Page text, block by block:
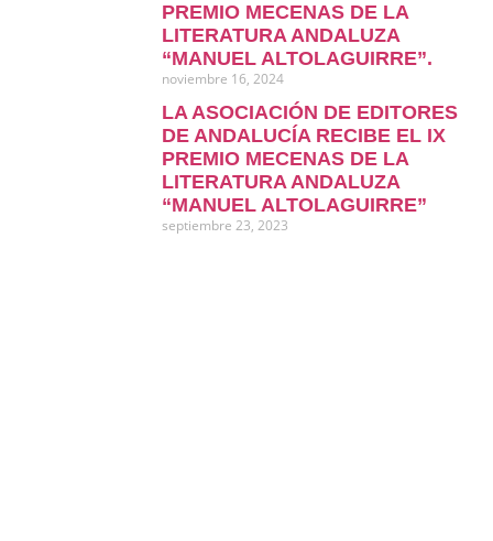
PREMIO MECENAS DE LA
LITERATURA ANDALUZA
“MANUEL ALTOLAGUIRRE”.
noviembre 16, 2024
LA ASOCIACIÓN DE EDITORES
DE ANDALUCÍA RECIBE EL IX
PREMIO MECENAS DE LA
LITERATURA ANDALUZA
“MANUEL ALTOLAGUIRRE”
septiembre 23, 2023